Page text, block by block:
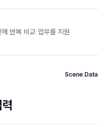
반복 비교 업무를 지원
Scene Data